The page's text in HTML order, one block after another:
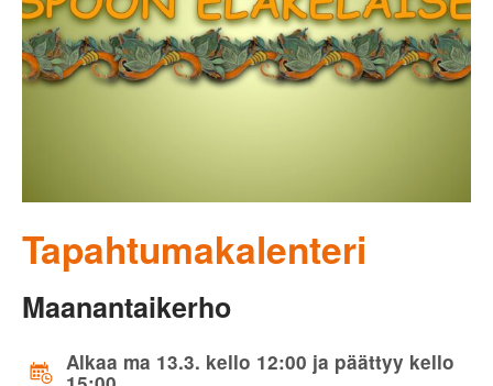
Tapahtumakalenteri
Maanantaikerho
Alkaa ma 13.3. kello 12:00 ja päättyy kello